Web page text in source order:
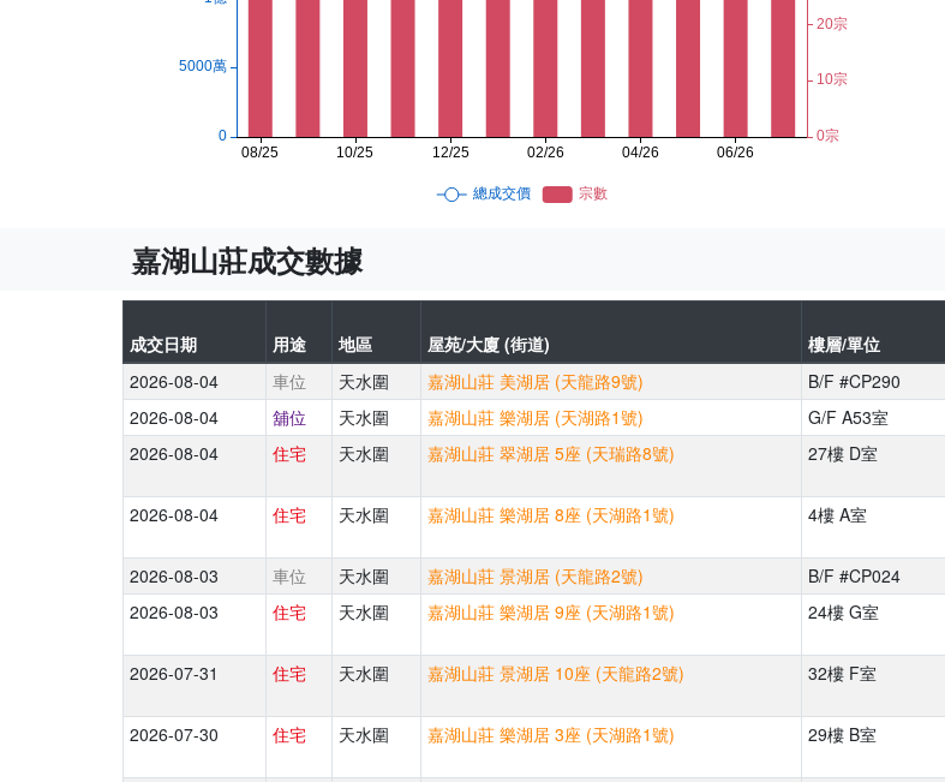
嘉湖山莊成交數據
成交日期 用途 地區 屋苑/大廈 (街道) 樓層/單位
2026-08-04
車位 天水圍 嘉湖山莊 美湖居 (天龍路9號) B/F #CP290
2026-08-04
舖位 天水圍 嘉湖山莊 樂湖居 (天湖路1號) G/F A53室
2026-08-04
住宅 天水圍 嘉湖山莊 翠湖居 5座 (天瑞路8號) 27樓 D室
2026-08-04 住宅 天水圍 嘉湖山莊 樂湖居 8座 (天湖路1號) 4樓 A室
2026-08-03 車位 天水圍 嘉湖山莊 景湖居 (天龍路2號) B/F #CP024
2026-08-03
住宅 天水圍 嘉湖山莊 樂湖居 9座 (天湖路1號) 24樓 G室
2026-07-31 住宅 天水圍 嘉湖山莊 景湖居 10座 (天龍路2號) 32樓 F室
2026-07-30 住宅 天水圍 嘉湖山莊 樂湖居 3座 (天湖路1號) 29樓 B室